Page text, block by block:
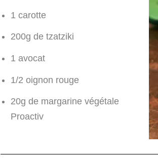
1 carotte
200g de tzatziki
1 avocat
1/2 oignon rouge
20g de margarine végétale
Proactiv